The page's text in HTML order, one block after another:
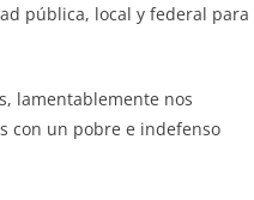
pública, local y federal para
lamentablemente nos
con un pobre e indefenso